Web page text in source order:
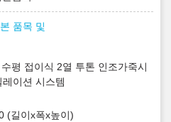
품목 및
평 접이식 2열 투톤 인조가죽시
이션 시스템
(길이x폭x높이)